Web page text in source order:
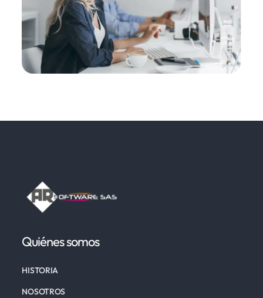
Quiénes somos
HISTORIA
NOSOTROS